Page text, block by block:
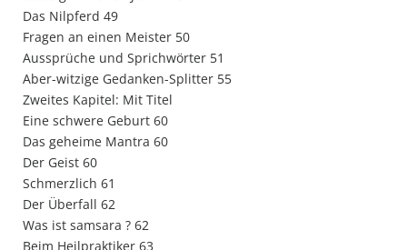
Das Nilpferd 49
Fragen an einen Meister 50
Aussprüche und Sprichwörter 51
Aber-witzige Gedanken-Splitter 55
Zweites Kapitel: Mit Titel
Eine schwere Geburt 60
Das geheime Mantra 60
Der Geist 60
Schmerzlich 61
Der Überfall 62
Was ist samsara ? 62
Beim Heilpraktiker 63